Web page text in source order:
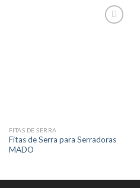
FITAS DE SERRA
Fitas de Serra para Serradoras
MADO